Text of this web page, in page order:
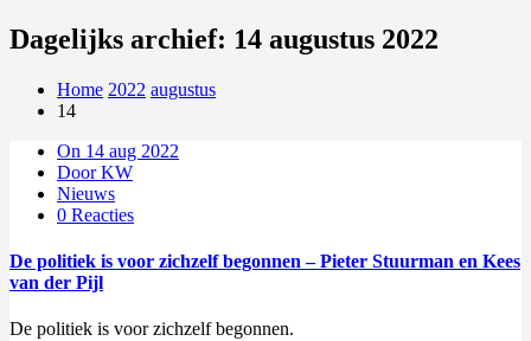
Dagelijks archief: 14 augustus 2022
Home 2022 augustus
14
On 14 aug 2022
Door KW
Nieuws
0 Reacties
De politiek is voor zichzelf begonnen – Pieter Stuurman en Kees
van der Pijl
De politiek is voor zichzelf begonnen.